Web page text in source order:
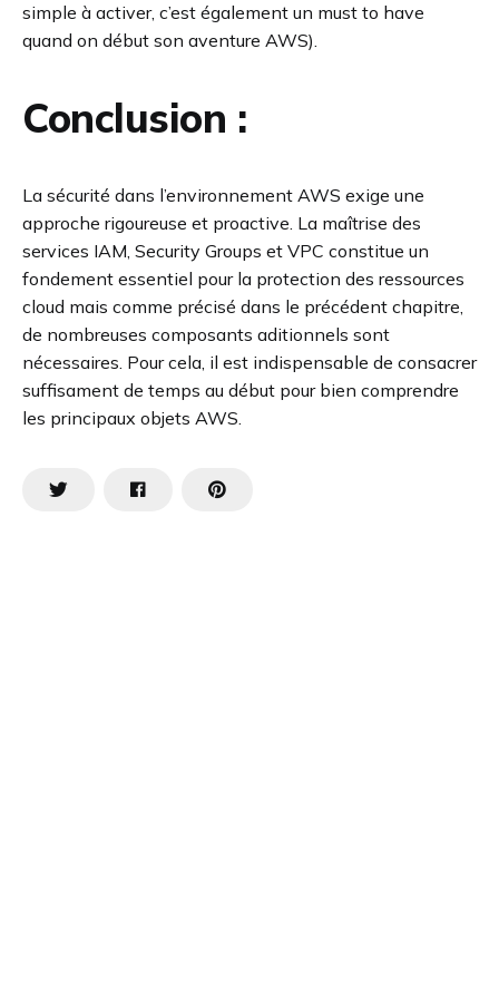
simple à activer, c’est également un must to have
quand on début son aventure AWS).
Conclusion :
La sécurité dans l’environnement AWS exige une
approche rigoureuse et proactive. La maîtrise des
services IAM, Security Groups et VPC constitue un
fondement essentiel pour la protection des ressources
cloud mais comme précisé dans le précédent chapitre,
de nombreuses composants aditionnels sont
nécessaires. Pour cela, il est indispensable de consacrer
suffisament de temps au début pour bien comprendre
les principaux objets AWS.